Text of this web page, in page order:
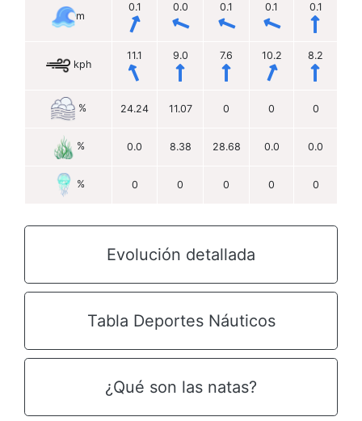
m
0.1 0.0 0.1 0.1 0.1
kph
11.1 9.0 7.6 10.2 8.2
% 24.24 11.07 0 0 0
% 0.0 8.38 28.68 0.0 0.0
% 0 0 0 0 0
Evolución detallada
Tabla Deportes Náuticos
¿Qué son las natas?